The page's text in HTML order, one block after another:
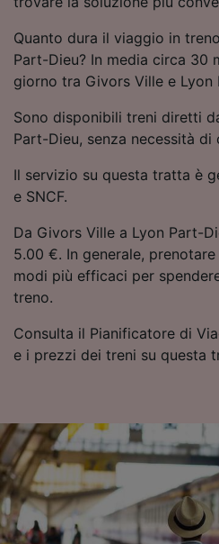
Quanto dura il viaggio in
Part-Dieu? In media circa 30
giorno tra Givors Ville e Lyon
Sono disponibili treni diretti
Part-Dieu, senza necessità di
Il servizio su questa tratta è
e SNCF.
Da Givors Ville a Lyon Part-
5.00 €. In generale,
modi più efficaci per
treno.
Consulta il Pianificatore di
e i prezzi dei treni su questa
Utilizzare dati di
Scansione attiva delle
dispositivo ai fini
Archiviare informazioni
accedervi. Pubblicità e
dei contenuti e degli
pubblico, sviluppo di
Elenco dei partner